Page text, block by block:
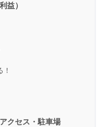
益）
クセス・駐車場